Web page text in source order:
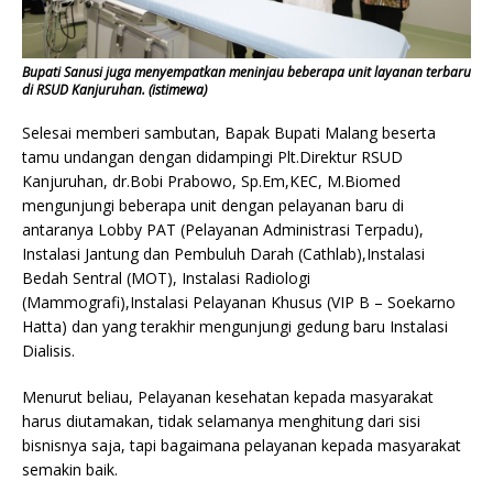
Bupati Sanusi juga menyempatkan meninjau beberapa unit layanan terbaru
di RSUD Kanjuruhan. (istimewa)
Selesai memberi sambutan, Bapak Bupati Malang beserta
tamu undangan dengan didampingi Plt.Direktur RSUD
Kanjuruhan, dr.Bobi Prabowo, Sp.Em,KEC, M.Biomed
mengunjungi beberapa unit dengan pelayanan baru di
antaranya Lobby PAT (Pelayanan Administrasi Terpadu),
Instalasi Jantung dan Pembuluh Darah (Cathlab),Instalasi
Bedah Sentral (MOT), Instalasi Radiologi
(Mammografi),Instalasi Pelayanan Khusus (VIP B – Soekarno
Hatta) dan yang terakhir mengunjungi gedung baru Instalasi
Dialisis.
Menurut beliau, Pelayanan kesehatan kepada masyarakat
harus diutamakan, tidak selamanya menghitung dari sisi
bisnisnya saja, tapi bagaimana pelayanan kepada masyarakat
semakin baik.